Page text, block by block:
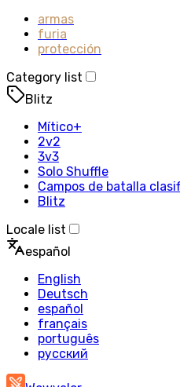
armas
furia
protección
Category list
Blitz
Mítico+
2v2
3v3
Solo Shuffle
Campos de batalla
Blitz
Locale list
español
English
Deutsch
español
français
português
русский